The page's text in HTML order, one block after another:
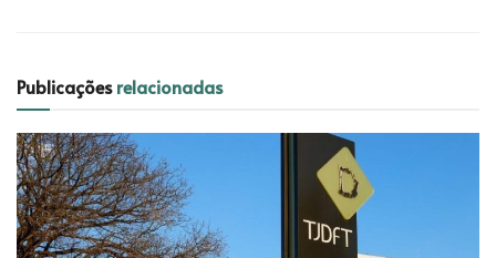
Publicaçõesrelacionadas